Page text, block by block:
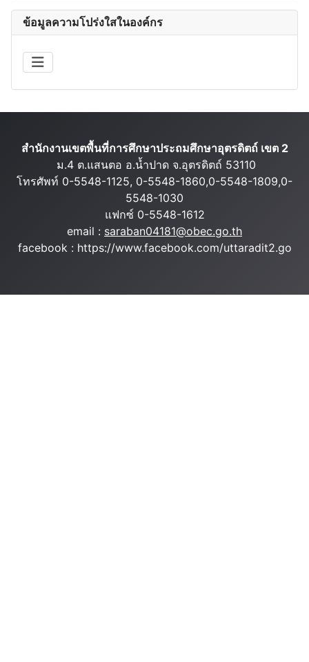
ข้อมูลความโปร่งใสในองค์กร
สำนักงานเขตพื้นที่การศึกษาประถมศึกษาอุตรดิตถ์ เขต 2
ม.4 ต.แสนตอ อ.น้ำปาด จ.อุตรดิตถ์ 53110
โทรศัพท์ 0-5548-1125, 0-5548-1860,0-5548-1809,0-
5548-1030
แฟกซ์ 0-5548-1612
email : saraban04181@obec.go.th
facebook : https://www.facebook.com/uttaradit2.go